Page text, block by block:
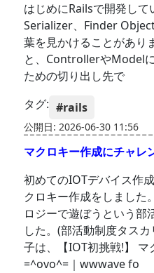
はじめにRailsで開発して
Serializer、Finder
葉を見かけることがあり
と、ControllerやModel
ための切り出し先で
タグ: #rails
公開日: 2026-06-30 11:56
マクロキー作成にチャ
初めてのIOTデバイス作
クロキー作成をしました
ロジーで遊ぼうという部
した。(部活動制度タス
子は、【IOT初挑戦!】 マ
=^ovo^=｜wwwave fo